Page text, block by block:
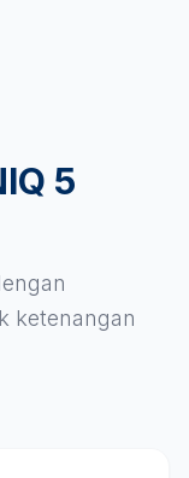
5
ketenangan